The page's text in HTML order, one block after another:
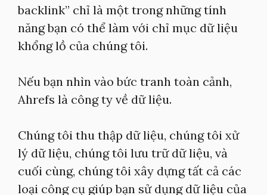
backlink” chỉ là một trong những tính
năng bạn có thể làm với chỉ mục dữ liệu
khổng lồ của chúng tôi.
Nếu bạn nhìn vào bức tranh toàn cảnh,
Ahrefs là công ty về dữ liệu.
Chúng tôi thu thập dữ liệu, chúng tôi xử
lý dữ liệu, chúng tôi lưu trữ dữ liệu, và
cuối cùng, chúng tôi xây dựng tất cả các
loại công cụ giúp bạn sử dụng dữ liệu của